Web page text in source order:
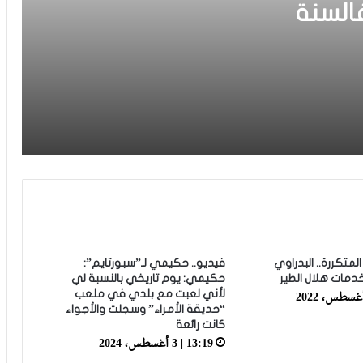
مليار فالسنة
فيديو.. لحظة اجتياح الجمهور الجزائري
ليا ومستعدين للمونديال
فيديو.. عيسى: كنخدمو في التيران وعندنا
ثقة في بعضياتنا وفي المنتخب وتحقيق
أول فوز مع المدرب الجديد مزيان
البدراوي
هلال الطير
فيديو.. حكيمي لـ”سبورتايم”:
حكيمي: يوم تاريخي بالنسبة لي
لأني لعبت مع بلدي في ملعب
“حديقة الأمراء” وسجلت والأجواء
كانت رائعة
13:19 | 3 أغسطس، 2024